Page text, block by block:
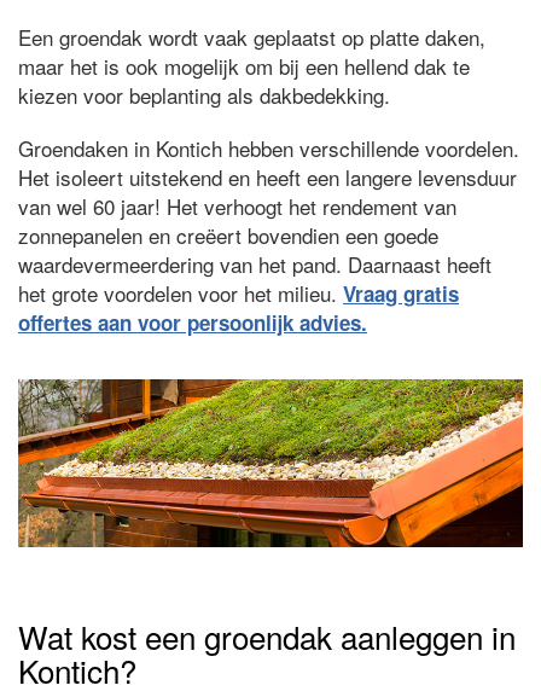
Een groendak wordt vaak geplaatst op platte daken,
maar het is ook mogelijk om bij een hellend dak te
kiezen voor beplanting als dakbedekking.
Groendaken in Kontich hebben verschillende voordelen.
Het isoleert uitstekend en heeft een langere levensduur
van wel 60 jaar! Het verhoogt het rendement van
zonnepanelen en creëert bovendien een goede
waardevermeerdering van het pand. Daarnaast heeft
het grote voordelen voor het milieu. Vraag gratis
offertes aan voor persoonlijk advies.
Wat kost een groendak aanleggen in
Kontich?